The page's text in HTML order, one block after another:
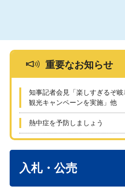
重要なお知らせ
知事記者会見「楽しすぎるぞ
観光キャンペーンを実施」他
熱中症を予防しましょう
入札・公売